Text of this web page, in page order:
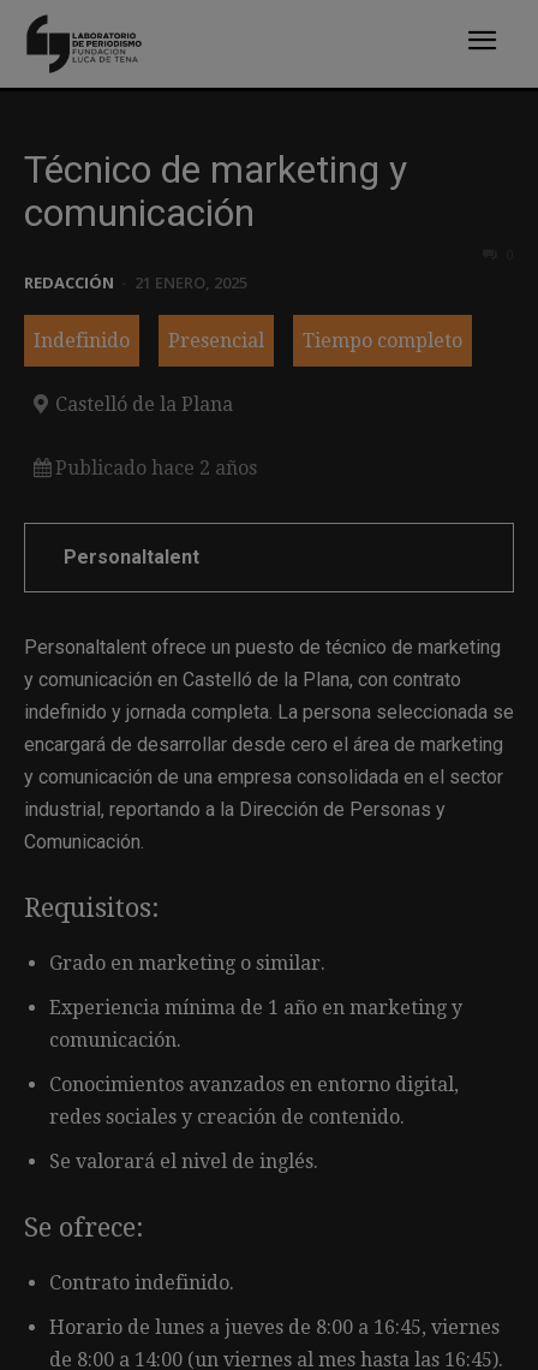
Técnico de marketing y
comunicación
REDACCIÓN 21 ENERO, 2025
Indefinido Presencial Tiempo completo
Castelló de la Plana
Publicado hace 2 años
Personaltalent
Personaltalent ofrece un puesto de técnico de marketing
y comunicación en Castelló de la Plana, con contrato
indefinido y jornada completa. La persona seleccionada se
encargará de desarrollar desde cero el área de marketing
y comunicación de una empresa consolidada en el sector
industrial, reportando a la Dirección de Personas y
Comunicación.
Requisitos:
Grado en marketing o similar.
Experiencia mínima de 1 año en marketing y
comunicación.
Conocimientos avanzados en entorno digital,
redes sociales y creación de contenido.
Se valorará el nivel de inglés.
Se ofrece:
Contrato indefinido.
Horario de lunes a jueves de 8:00 a 16:45, viernes
de 8:00 a 14:00 (un viernes al mes hasta las 16:45).